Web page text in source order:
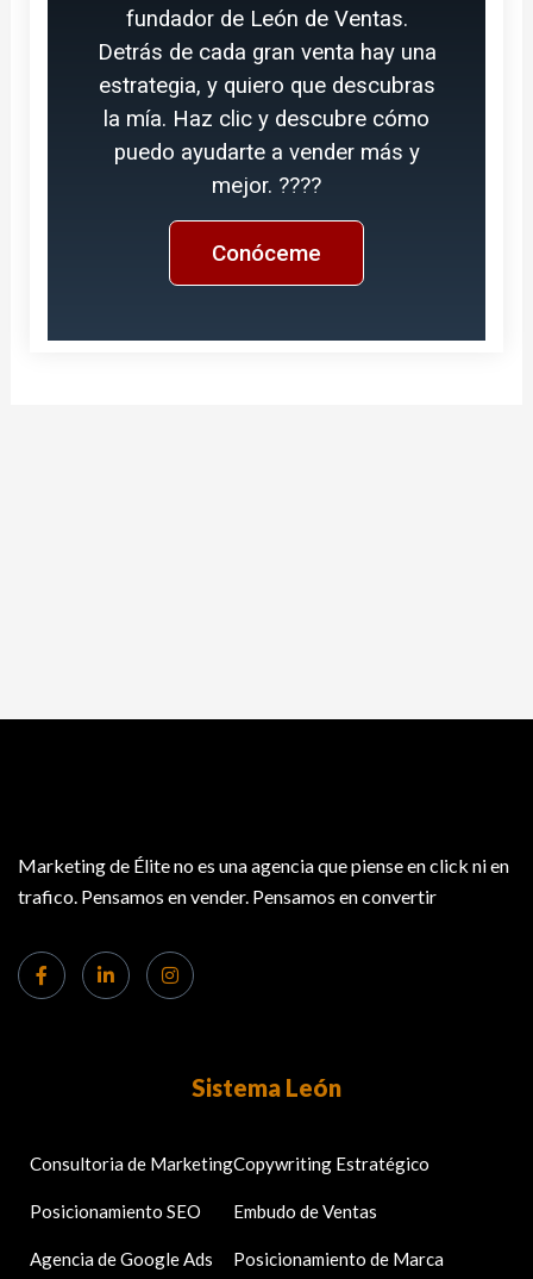
fundador de León de Ventas.
Detrás de cada gran venta hay una
estrategia, y quiero que descubras
la mía. Haz clic y descubre cómo
puedo ayudarte a vender más y
mejor. ????
Conóceme
Marketing de Élite no es una agencia que piense en click ni en
trafico. Pensamos en vender. Pensamos en convertir
Sistema León
Consultoria de Marketing
Posicionamiento SEO
Agencia de Google Ads
Copywriting Estratégico
Embudo de Ventas
Posicionamiento de Marca